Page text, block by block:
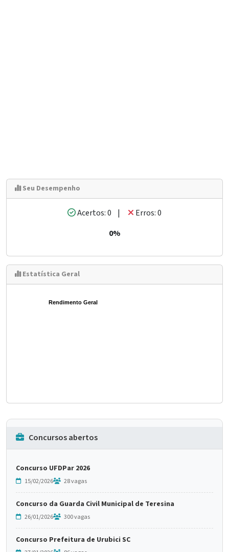
Seu Desempenho
Acertos: 0 |
Erros: 0
0%
Estatística Geral
Rendimento Geral
Concursos abertos
Concurso UFDPar 2026
15/02/2026 28 vagas
Concurso da Guarda Civil Municipal de Teresina
26/01/2026 300 vagas
Concurso Prefeitura de Urubici SC